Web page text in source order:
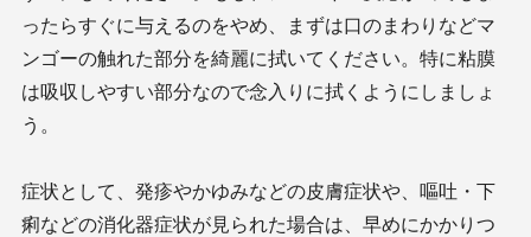
ったらすぐに与えるのをやめ、まずは口のまわりなどマ
ンゴーの触れた部分を綺麗に拭いてください。特に粘膜
は吸収しやすい部分なので念入りに拭くようにしましょ
う。
症状として、発疹やかゆみなどの皮膚症状や、嘔吐・下
痢などの消化器症状が見られた場合は、早めにかかりつ